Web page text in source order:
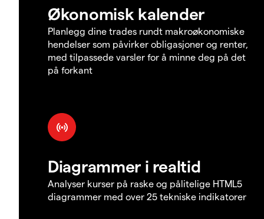
Økonomisk kalender
Planlegg dine trades rundt makroøkonomiske
hendelser som påvirker obligasjoner og renter,
med tilpassede varsler for å minne deg på det
på forkant
Diagrammer i realtid
Analyser kurser på raske og pålitelige HTML5
diagrammer med over 25 tekniske indikatorer